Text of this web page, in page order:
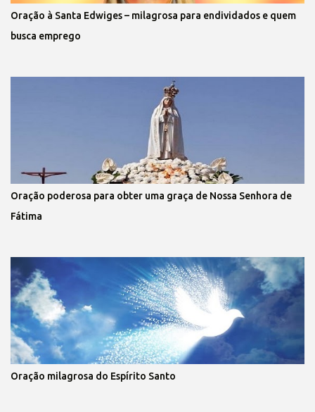
Oração à Santa Edwiges – milagrosa para endividados e quem
busca emprego
Oração poderosa para obter uma graça de Nossa Senhora de
Fátima
Oração milagrosa do Espírito Santo